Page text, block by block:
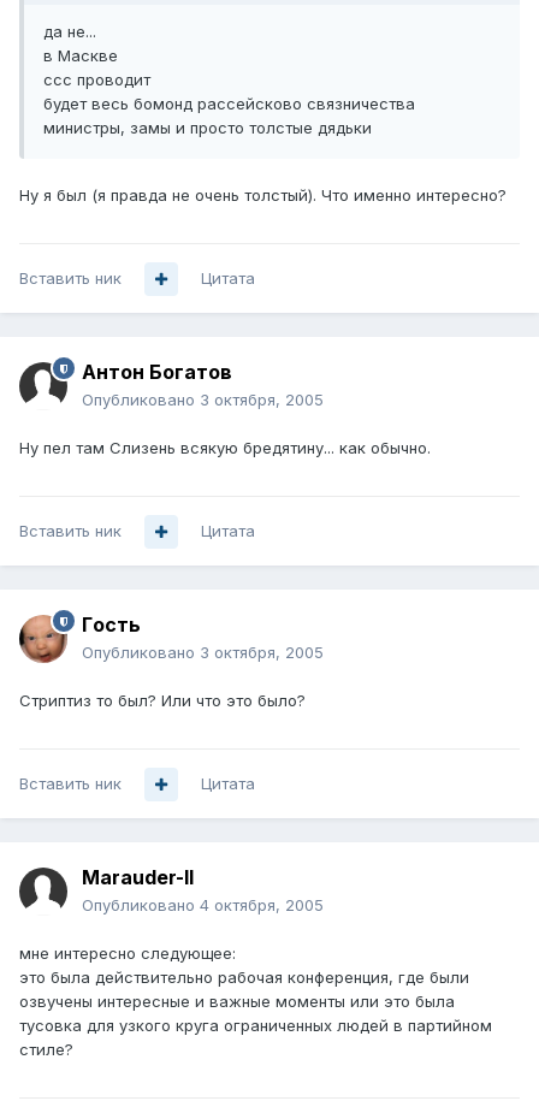
да не...
в Маскве
ссс проводит
будет весь бомонд рассейсково связничества
министры, замы и просто толстые дядьки
Ну я был (я правда не очень толстый). Что именно интересно?
Вставить ник Цитата
Антон Богатов
Опубликовано 3 октября, 2005
Ну пел там Слизень всякую бредятину... как обычно.
Вставить ник Цитата
Гoсть
Опубликовано 3 октября, 2005
Стриптиз то был? Или что это было?
Вставить ник Цитата
Marauder-II
Опубликовано 4 октября, 2005
мне интересно следующее:
это была действительно рабочая конференция, где были
озвучены интересные и важные моменты или это была
тусовка для узкого круга ограниченных людей в партийном
стиле?